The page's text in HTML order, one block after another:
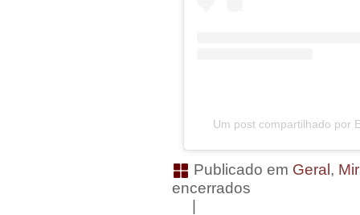
Um post compartilhado por
Publicado em Geral,
encerrados
|